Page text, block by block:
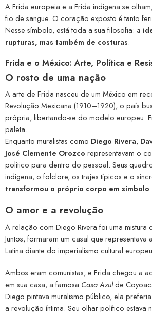
A Frida europeia e a Frida indígena se
fio de sangue. O coração exposto é tanto
Nesse símbolo, está toda a sua filosofia: a
rupturas, mas também de costuras.
Frida e o México: Arte, Política e
O rosto de uma nação
A arte de Frida nasceu de um México em
Revolução Mexicana (1910–1920), o país
própria, libertando-se do modelo europeu.
paleta.
Enquanto muralistas como Diego Rivera,
José Clemente Orozco representavam o
político para dentro do pessoal. Seus
indígena, o folclore, os trajes típicos e o
transformou o próprio corpo em símbolo
O amor e a revolução
A relação com Diego Rivera foi uma
Juntos, formaram um casal que
Latina diante do imperialismo cultural
Ambos eram comunistas, e Frida chegou a
em sua casa, a famosa Casa Azulde
Diego pintava muralismo público, ela
a revolução íntima. Seu olhar político estava